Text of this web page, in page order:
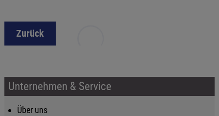
Zurück
Unternehmen & Service
Über uns